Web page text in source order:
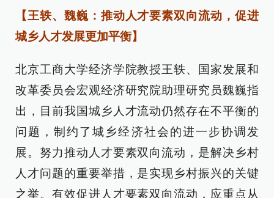
【王轶、魏巍：推动人才要素双向流动，促进
城乡人才发展更加平衡】
北京工商大学经济学院教授王轶、国家发展和
改革委员会宏观经济研究院助理研究员魏巍指
出，目前我国城乡人才流动仍然存在不平衡的
问题，制约了城乡经济社会的进一步协调发
展。努力推动人才要素双向流动，是解决乡村
人才问题的重要举措，是实现乡村振兴的关键
之举。有效促进人才要素双向流动，应重点从